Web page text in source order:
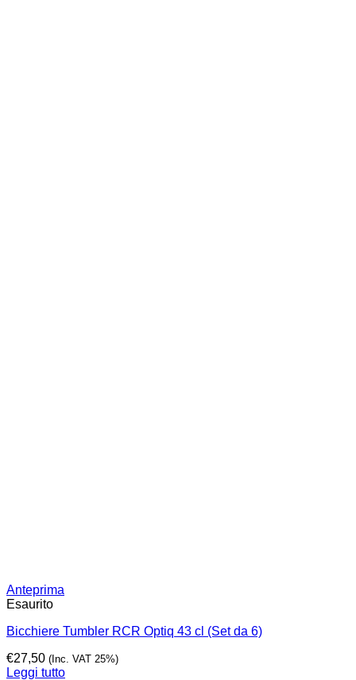
Anteprima
Esaurito
Bicchiere Tumbler RCR Optiq 43 cl (Set da 6)
€27,50 (Inc. VAT 25%)
Leggi tutto